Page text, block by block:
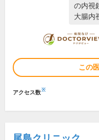
の内視
大腸内
この
アクセス数※